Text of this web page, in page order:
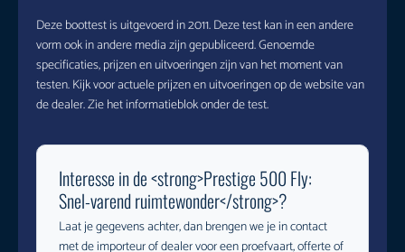
Deze boottest is uitgevoerd in 2011. Deze test kan in een andere
vorm ook in andere media zijn gepubliceerd. Genoemde
specificaties, prijzen en uitvoeringen zijn van het moment van
testen. Kijk voor actuele prijzen en uitvoeringen op de website van
de dealer. Zie het informatieblok onder de test.
Interesse in de <strong>Prestige 500 Fly:
Snel-varend ruimtewonder</strong>?
Laat je gegevens achter, dan brengen we je in contact
met de importeur of dealer voor een proefvaart, offerte of